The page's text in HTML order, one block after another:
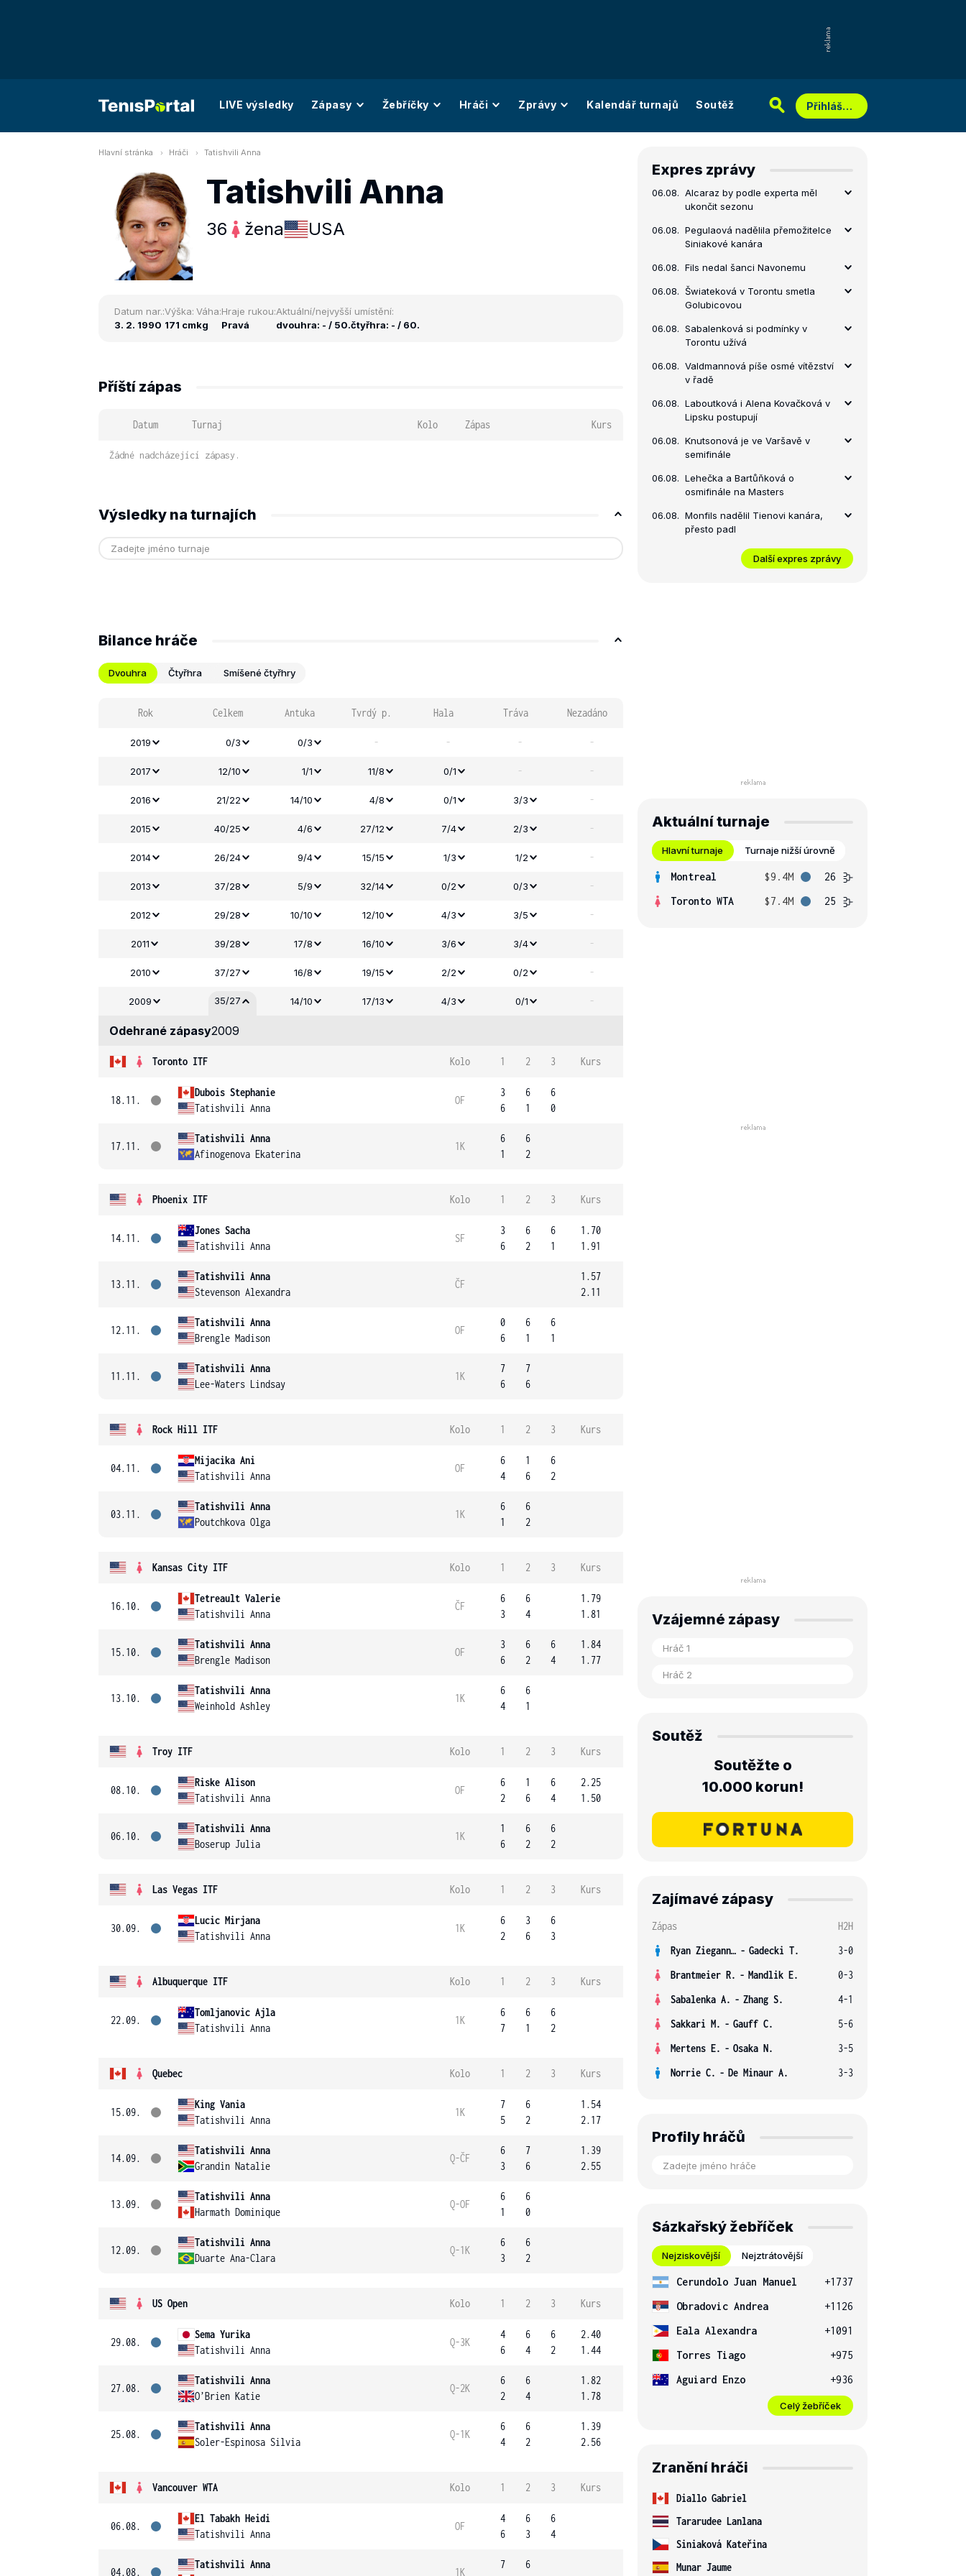
LIVE výsledky Zápasy Žebříčky Hráči Zprávy Kalendář turnajů Soutěž Přihlášení
Hlavní stránka Hráči Tatishvili Anna
Tatishvili Anna
36 žena USA
Datum nar.:
3. 2. 1990
Výška:
171 cm
Váha:
kg
Hraje rukou:
Pravá
Aktuální/nejvyšší umístění:
dvouhra: - / 50.čtyřhra: - / 60.
Příští zápas
Datum Turnaj Kolo Zápas Kurs
Žádné nadcházející zápasy.
Výsledky na turnajích
Bilance hráče
Dvouhra Čtyřhra Smíšené čtyřhry
Rok Celkem Antuka Tvrdý p. Hala Tráva Nezadáno
2019 0/3 0/3 - - - -
2017 12/10 1/1 11/8 0/1 - -
2016 21/22 14/10 4/8 0/1 3/3 -
2015 40/25 4/6 27/12 7/4 2/3 -
2014 26/24 9/4 15/15 1/3 1/2 -
2013 37/28 5/9 32/14 0/2 0/3 -
2012 29/28 10/10 12/10 4/3 3/5 -
2011 39/28 17/8 16/10 3/6 3/4 -
2010 37/27 16/8 19/15 2/2 0/2 -
2009 35/27 14/10 17/13 4/3 0/1 -
Odehrané zápasy2009
Toronto ITF Kolo 1 2 3 Kurs
18.11.
Dubois Stephanie
Tatishvili Anna
OF
3
6
6
1
6
0
17.11.
Tatishvili Anna
Afinogenova Ekaterina
1K
6
1
6
2
Phoenix ITF Kolo 1 2 3 Kurs
14.11.
Jones Sacha
Tatishvili Anna
SF
3
6
6
2
6
1
1.70
1.91
13.11.
Tatishvili Anna
Stevenson Alexandra
ČF
1.57
2.11
12.11.
Tatishvili Anna
Brengle Madison
OF
0
6
6
1
6
1
11.11.
Tatishvili Anna
Lee-Waters Lindsay
1K
7
6
7
6
Rock Hill ITF Kolo 1 2 3 Kurs
04.11.
Mijacika Ani
Tatishvili Anna
OF
6
4
1
6
6
2
03.11.
Tatishvili Anna
Poutchkova Olga
1K
6
1
6
2
Kansas City ITF Kolo 1 2 3 Kurs
16.10.
Tetreault Valerie
Tatishvili Anna
ČF
6
3
6
4
1.79
1.81
15.10.
Tatishvili Anna
Brengle Madison
OF
3
6
6
2
6
4
1.84
1.77
13.10.
Tatishvili Anna
Weinhold Ashley
1K
6
4
6
1
Troy ITF Kolo 1 2 3 Kurs
08.10.
Riske Alison
Tatishvili Anna
OF
6
2
1
6
6
4
2.25
1.50
06.10.
Tatishvili Anna
Boserup Julia
1K
1
6
6
2
6
2
Las Vegas ITF Kolo 1 2 3 Kurs
30.09.
Lucic Mirjana
Tatishvili Anna
1K
6
2
3
6
6
3
Albuquerque ITF Kolo 1 2 3 Kurs
22.09.
Tomljanovic Ajla
Tatishvili Anna
1K
6
7
6
1
6
2
Quebec Kolo 1 2 3 Kurs
15.09.
King Vania
Tatishvili Anna
1K
7
5
6
2
1.54
2.17
14.09.
Tatishvili Anna
Grandin Natalie
Q-ČF
6
3
7
6
1.39
2.55
13.09.
Tatishvili Anna
Harmath Dominique
Q-OF
6
1
6
0
12.09.
Tatishvili Anna
Duarte Ana-Clara
Q-1K
6
3
6
2
US Open Kolo 1 2 3 Kurs
29.08.
Sema Yurika
Tatishvili Anna
Q-3K
4
6
6
4
6
2
2.40
1.44
27.08.
Tatishvili Anna
O’Brien Katie
Q-2K
6
2
6
4
1.82
1.78
25.08.
Tatishvili Anna
Soler-Espinosa Silvia
Q-1K
6
4
6
2
1.39
2.56
Vancouver WTA Kolo 1 2 3 Kurs
06.08.
El Tabakh Heidi
Tatishvili Anna
OF
4
6
6
3
6
4
04.08.
Tatishvili Anna
1K
7
6
Expres zprávy
06.08. Alcaraz by podle experta měl
ukončit sezonu
06.08. Pegulaová nadělila přemožitelce
Siniakové kanára
06.08. Fils nedal šanci Navonemu
06.08. Šwiateková v Torontu smetla
Golubicovou
06.08. Sabalenková si podmínky v
Torontu užívá
06.08. Valdmannová píše osmé vítězství
v řadě
06.08. Laboutková i Alena Kovačková v
Lipsku postupují
06.08. Knutsonová je ve Varšavě v
semifinále
06.08. Lehečka a Bartůňková o
osmifinále na Masters
06.08. Monfils nadělil Tienovi kanára,
přesto padl
Další expres zprávy
Aktuální turnaje
Hlavní turnaje Turnaje nižší úrovně
Montreal $9.4M
26
Toronto WTA
$7.4M 25
Vzájemné zápasy
Soutěž
Soutěžte o
10.000 korun!
Zajímavé zápasy
Zápas
H2H
Ryan Ziegann S. - Gadecki T.
3-0
Brantmeier R. - Mandlik E.
0-3
Sabalenka A. - Zhang S.
4-1
Sakkari M. - Gauff C.
5-6
Mertens E. - Osaka N.
3-5
Norrie C. - De Minaur A. 3-3
Profily hráčů
Sázkařský žebříček
Nejziskovější Nejztrátovější
Cerundolo Juan Manuel
+1737
Obradovic Andrea
+1126
Eala Alexandra
+1091
Torres Tiago
+975
Aguiard Enzo
+936
Celý žebříček
Zranění hráči
Diallo Gabriel
Tararudee Lanlana
Siniaková Kateřina
Munar Jaume